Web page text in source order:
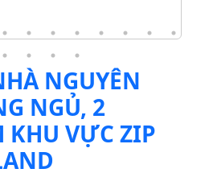
NGUYÊN
NGỦ, 2
KHU VỰC ZIP